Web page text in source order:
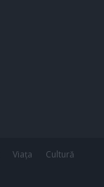
Viața
Cultură